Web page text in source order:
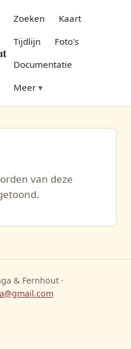
Zoeken
Kaart
Tijdlijn
Foto's
Documentatie
Meer
van deze
& Fernhout ·